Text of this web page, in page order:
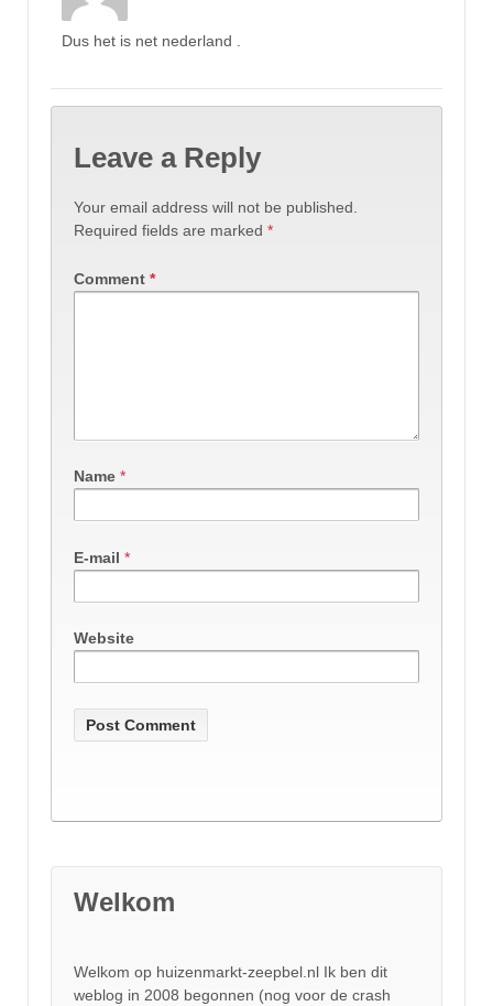
Dus het is net nederland .
Leave a Reply
Your email address will not be published.
Required fields are marked *
Comment *
Name *
E-mail *
Website
Welkom
Welkom op huizenmarkt-zeepbel.nl Ik ben dit
weblog in 2008 begonnen (nog voor de crash